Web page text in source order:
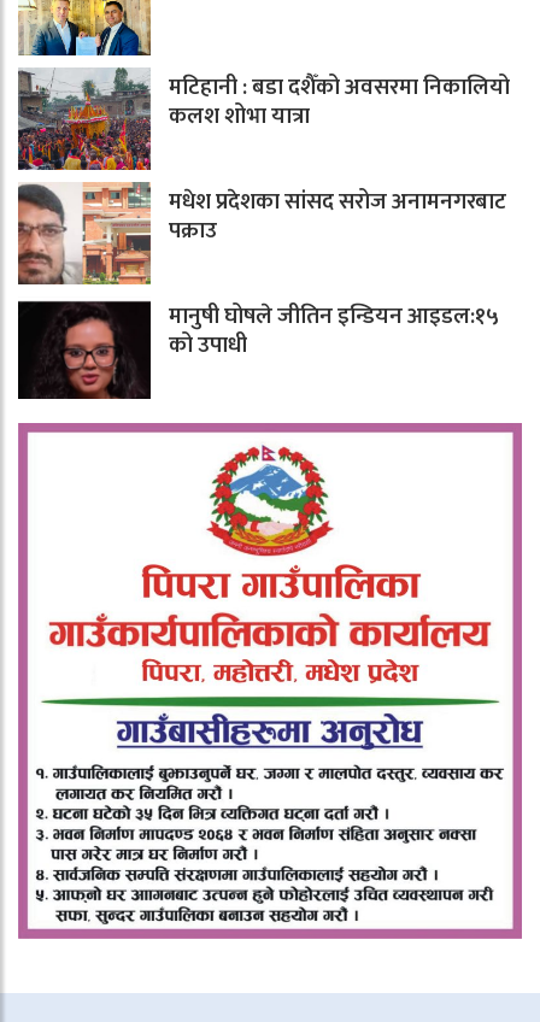
मटिहानी : बडा दशैँको अवसरमा निकालियो
कलश शोभा यात्रा
मधेश प्रदेशका सांसद सरोज अनामनगरबाट
पक्राउ
मानुषी घोषले जीतिन इन्डियन आइडल:१५
को उपाधी